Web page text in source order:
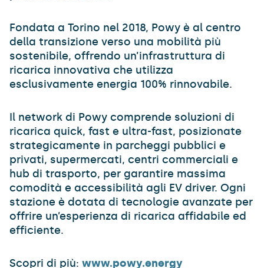
Fondata a Torino nel 2018, Powy è al centro
della transizione verso una mobilità più
sostenibile, offrendo un’infrastruttura di
ricarica innovativa che utilizza
esclusivamente energia 100% rinnovabile.
Il network di Powy comprende soluzioni di
ricarica quick, fast e ultra-fast, posizionate
strategicamente in parcheggi pubblici e
privati, supermercati, centri commerciali e
hub di trasporto, per garantire massima
comodità e accessibilità agli EV driver. Ogni
stazione è dotata di tecnologie avanzate per
offrire un’esperienza di ricarica affidabile ed
efficiente.
Scopri di più: www.powy.energy